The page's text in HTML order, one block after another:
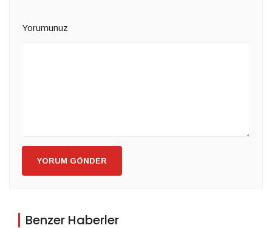
Yorumunuz
YORUM GÖNDER
Benzer Haberler